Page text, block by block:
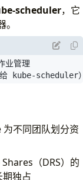
scheduler，它
kube-scheduler
不同团队划分资
（DRS）的
独占